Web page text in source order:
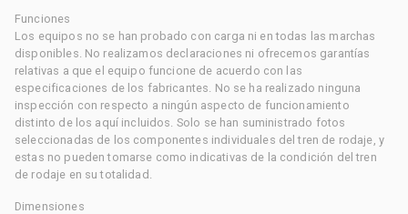
Funciones
Los equipos no se han probado con carga ni en todas las marchas
disponibles. No realizamos declaraciones ni ofrecemos garantías
relativas a que el equipo funcione de acuerdo con las
especificaciones de los fabricantes. No se ha realizado ninguna
inspección con respecto a ningún aspecto de funcionamiento
distinto de los aquí incluidos. Solo se han suministrado fotos
seleccionadas de los componentes individuales del tren de rodaje, y
estas no pueden tomarse como indicativas de la condición del tren
de rodaje en su totalidad.
Dimensiones